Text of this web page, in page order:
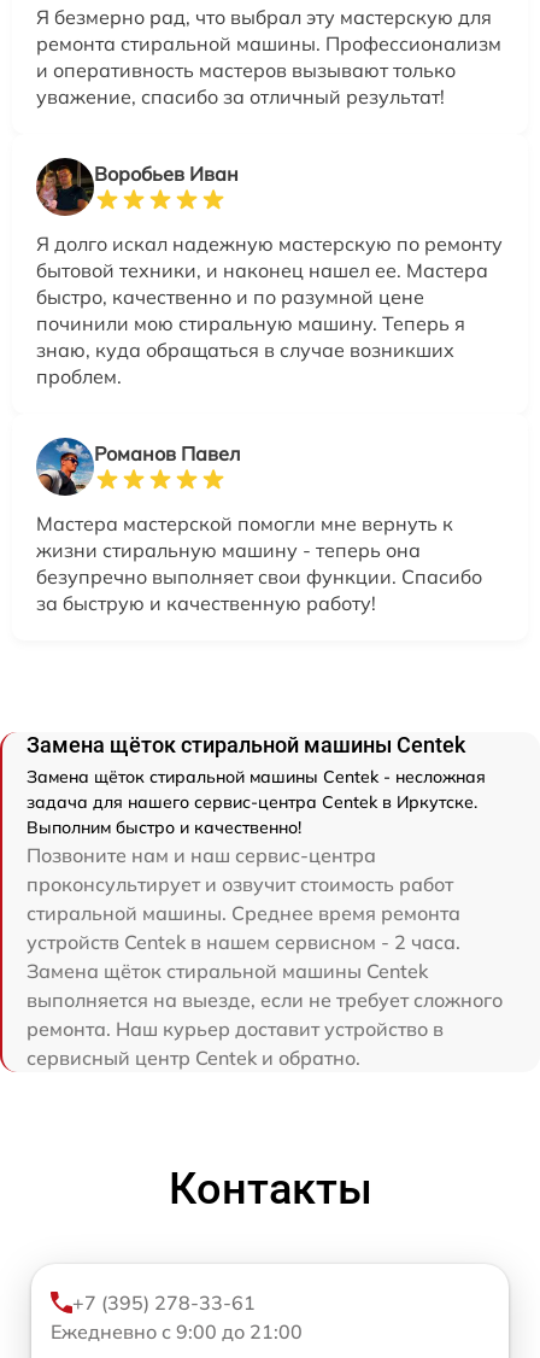
Я безмерно рад, что выбрал эту мастерскую для
ремонта стиральной машины. Профессионализм
и оперативность мастеров вызывают только
уважение, спасибо за отличный результат!
Воробьев Иван
Я долго искал надежную мастерскую по ремонту
бытовой техники, и наконец нашел ее. Мастера
быстро, качественно и по разумной цене
починили мою стиральную машину. Теперь я
знаю, куда обращаться в случае возникших
проблем.
Романов Павел
Мастера мастерской помогли мне вернуть к
жизни стиральную машину - теперь она
безупречно выполняет свои функции. Спасибо
за быструю и качественную работу!
Замена щёток стиральной машины Centek
Замена щёток стиральной машины Centek - несложная
задача для нашего сервис-центра Centek в Иркутске.
Выполним быстро и качественно!
Позвоните нам и наш сервис-центра
проконсультирует и озвучит стоимость работ
стиральной машины. Среднее время ремонта
устройств Centek в нашем сервисном - 2 часа.
Замена щёток стиральной машины Centek
выполняется на выезде, если не требует сложного
ремонта. Наш курьер доставит устройство в
сервисный центр Centek и обратно.
Контакты
+7 (395) 278-33-61
Ежедневно с 9:00 до 21:00